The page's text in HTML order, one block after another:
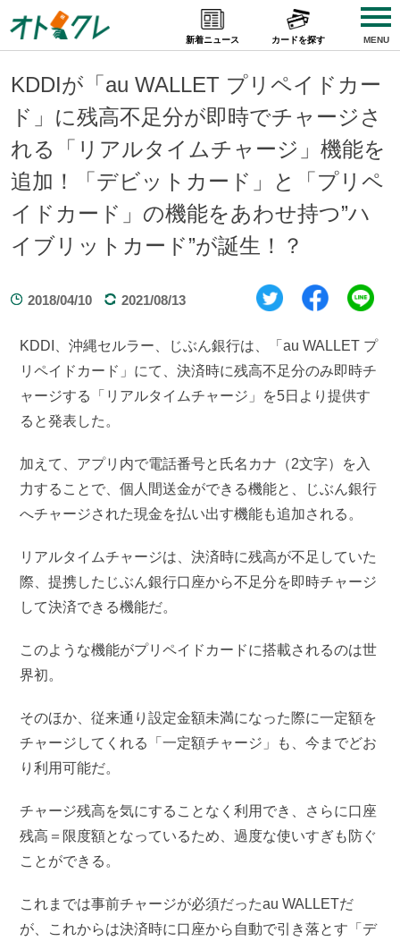
to
content
新着ニュース カードを探す MENU
KDDIが「au WALLET プリペイドカー
ド」に残高不足分が即時でチャージさ
れる「リアルタイムチャージ」機能を
追加！「デビットカード」と「プリペ
イドカード」の機能をあわせ持つ”ハ
イブリットカード”が誕生！？
2018/04/10 2021/08/13
KDDI、沖縄セルラー、じぶん銀行は、「au WALLET プ
リペイドカード」にて、決済時に残高不足分のみ即時チ
ャージする「リアルタイムチャージ」を5日より提供す
ると発表した。
加えて、アプリ内で電話番号と氏名カナ（2文字）を入
力することで、個人間送金ができる機能と、じぶん銀行
へチャージされた現金を払い出す機能も追加される。
リアルタイムチャージは、決済時に残高が不足していた
際、提携したじぶん銀行口座から不足分を即時チャージ
して決済できる機能だ。
このような機能がプリペイドカードに搭載されるのは世
界初。
そのほか、従来通り設定金額未満になった際に一定額を
チャージしてくれる「一定額チャージ」も、今までどお
り利用可能だ。
チャージ残高を気にすることなく利用でき、さらに口座
残高＝限度額となっているため、過度な使いすぎも防ぐ
ことができる。
これまでは事前チャージが必須だったau WALLETだ
が、これからは決済時に口座から自動で引き落とす「デ